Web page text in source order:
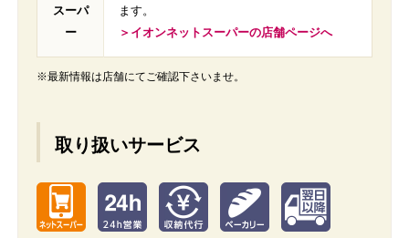
スーパ
ー
ます。
＞イオンネットスーパーの店舗ページへ
※最新情報は店舗にてご確認下さいませ。
取り扱いサービス